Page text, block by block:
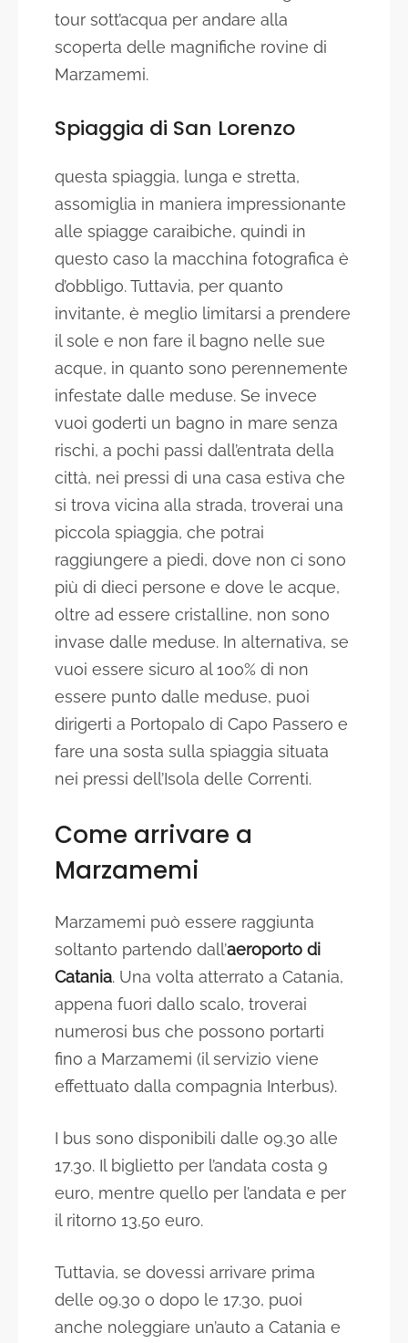
tour sott’acqua per andare alla
scoperta delle magnifiche rovine di
Marzamemi.
Spiaggia di San Lorenzo
questa spiaggia, lunga e stretta,
assomiglia in maniera impressionante
alle spiagge caraibiche, quindi in
questo caso la macchina fotografica è
d’obbligo. Tuttavia, per quanto
invitante, è meglio limitarsi a prendere
il sole e non fare il bagno nelle sue
acque, in quanto sono perennemente
infestate dalle meduse. Se invece
vuoi goderti un bagno in mare senza
rischi, a pochi passi dall’entrata della
città, nei pressi di una casa estiva che
si trova vicina alla strada, troverai una
piccola spiaggia, che potrai
raggiungere a piedi, dove non ci sono
più di dieci persone e dove le acque,
oltre ad essere cristalline, non sono
invase dalle meduse. In alternativa, se
vuoi essere sicuro al 100% di non
essere punto dalle meduse, puoi
dirigerti a Portopalo di Capo Passero e
fare una sosta sulla spiaggia situata
nei pressi dell’Isola delle Correnti.
Come arrivare a
Marzamemi
Marzamemi può essere raggiunta
soltanto partendo dall’aeroporto di
Catania. Una volta atterrato a Catania,
appena fuori dallo scalo, troverai
numerosi bus che possono portarti
fino a Marzamemi (il servizio viene
effettuato dalla compagnia Interbus).
I bus sono disponibili dalle 09.30 alle
17.30. Il biglietto per l’andata costa 9
euro, mentre quello per l’andata e per
il ritorno 13,50 euro.
Tuttavia, se dovessi arrivare prima
delle 09.30 o dopo le 17.30, puoi
anche noleggiare un’auto a Catania e